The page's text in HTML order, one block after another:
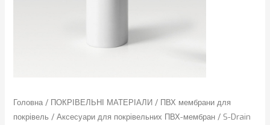
Головна / ПОКРІВЕЛЬНІ МАТЕРІАЛИ / ПВХ мембрани для
покрівель /Аксесуари для покрівельних ПВХ-мембран / S-Drain